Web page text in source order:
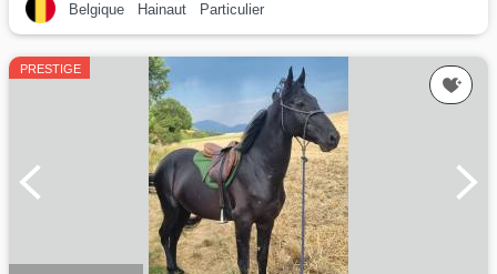
Belgique Hainaut Particulier
PRESTIGE